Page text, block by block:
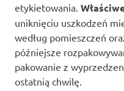
etykietowania.
uniknięciu uszkodzeń
według pomieszczeń
późniejsze
pakowanie z
ostatnią chwilę.